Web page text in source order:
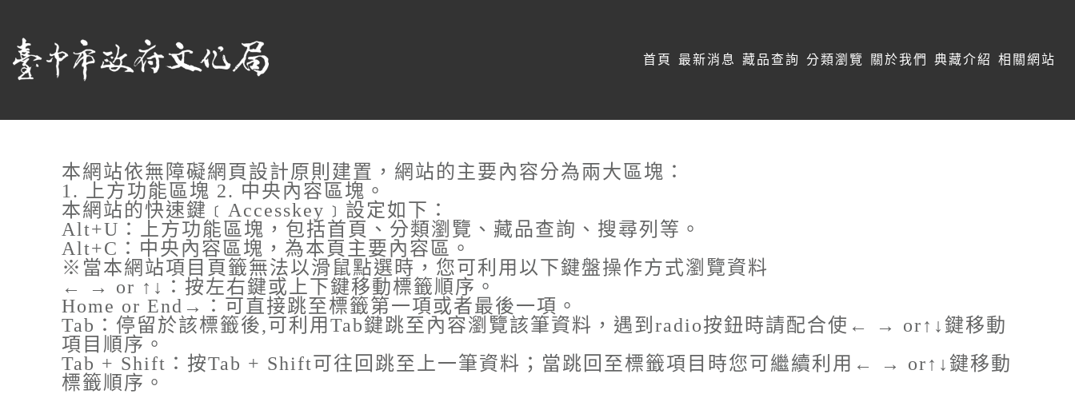
臺中市政府文化局
網頁導覽
首頁 最新消息 藏品查詢 分類瀏覽 關於我們 典藏介紹 相關網站
本網站依無障礙網頁設計原則建置，網站的主要內容分為兩大區塊：
1. 上方功能區塊 2. 中央內容區塊。
本網站的快速鍵﹝Accesskey﹞設定如下：
Alt+U：上方功能區塊，包括首頁、分類瀏覽、藏品查詢、搜尋列等。
Alt+C：中央內容區塊，為本頁主要內容區。
※當本網站項目頁籤無法以滑鼠點選時，您可利用以下鍵盤操作方式瀏覽資料
← → or ↑↓：按左右鍵或上下鍵移動標籤順序。
Home or End→：可直接跳至標籤第一項或者最後一項。
Tab：停留於該標籤後,可利用Tab鍵跳至內容瀏覽該筆資料，遇到radio按鈕時請配合使← → or↑↓鍵移動
項目順序。
Tab + Shift：按Tab + Shift可往回跳至上一筆資料；當跳回至標籤項目時您可繼續利用← → or↑↓鍵移動
標籤順序。